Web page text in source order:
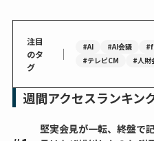
注目
のタ
グ
｜ #AI #AI会議
#テレビCM
#人財
週間アクセスランキン
堅実会見が一転、終盤で